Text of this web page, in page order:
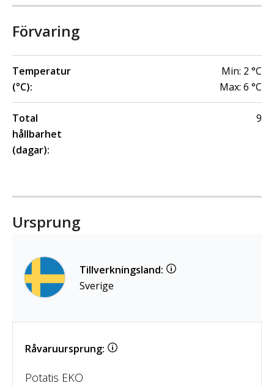
Förvaring
Temperatur
(°C):
Min: 2 °C
Max: 6 °C
Total
hållbarhet
(dagar):
9
Ursprung
Tillverkningsland:
Sverige
Råvaruursprung:
Potatis EKO